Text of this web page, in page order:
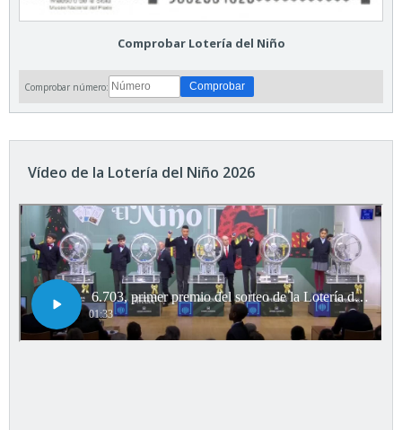
Comprobar Lotería del Niño
Comprobar número:
Vídeo de la Lotería del Niño 2026